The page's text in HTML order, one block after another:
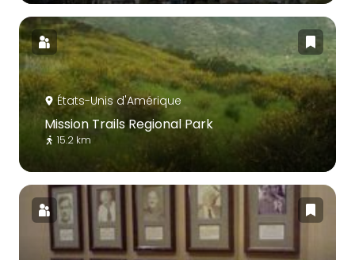
États-Unis d'Amérique
Mission Trails Regional Park
15.2 km